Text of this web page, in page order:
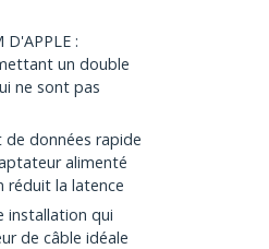
D'APPLE :
un double
ne sont pas
de données rapide
alimenté
réduit la latence
installation qui
de câble idéale